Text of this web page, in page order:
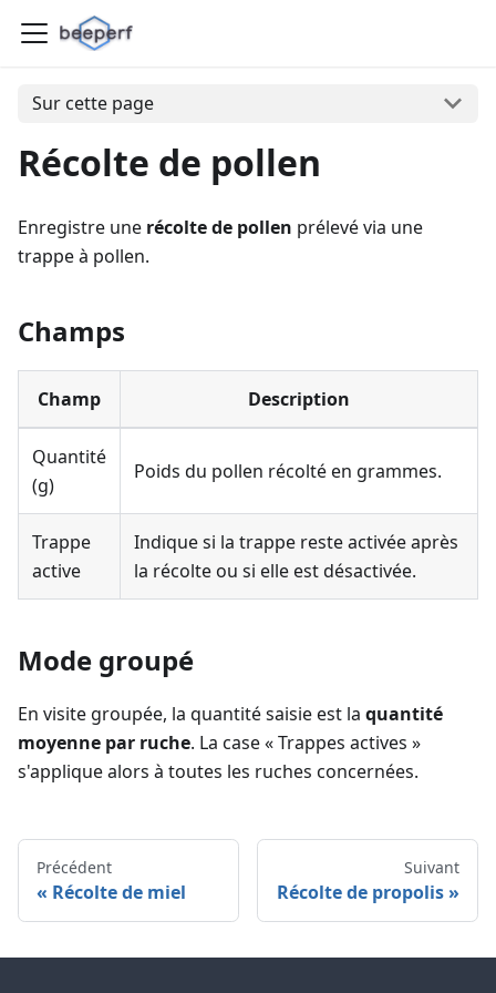
Sur cette page
Récolte de pollen
Enregistre une récolte de pollen prélevé via une
trappe à pollen.
Champs
Champ Description
Quantité
(g)
Poids du pollen récolté en grammes.
Trappe
active
Indique si la trappe reste activée après
la récolte ou si elle est désactivée.
Mode groupé
En visite groupée, la quantité saisie est la quantité
moyenne par ruche. La case « Trappes actives »
s'applique alors à toutes les ruches concernées.
Précédent
Récolte de miel
Suivant
Récolte de propolis